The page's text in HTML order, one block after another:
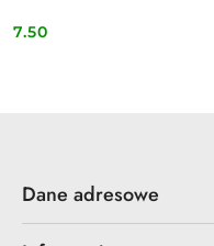
Cena:
7.50
Dane adresowe